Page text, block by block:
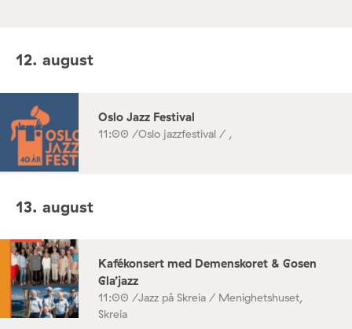
12. august
Oslo Jazz Festival
11:00 /Oslo jazzfestival / ,
13. august
Kafékonsert med Demenskoret & Gosen
Gla’jazz
11:00 /Jazz på Skreia / Menighetshuset,
Skreia